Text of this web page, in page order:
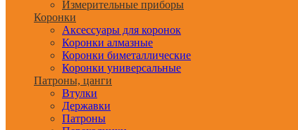
Измерительные приборы
Коронки
Аксессуары для коронок
Коронки алмазные
Коронки биметаллические
Коронки универсальные
Патроны, цанги
Втулки
Державки
Патроны